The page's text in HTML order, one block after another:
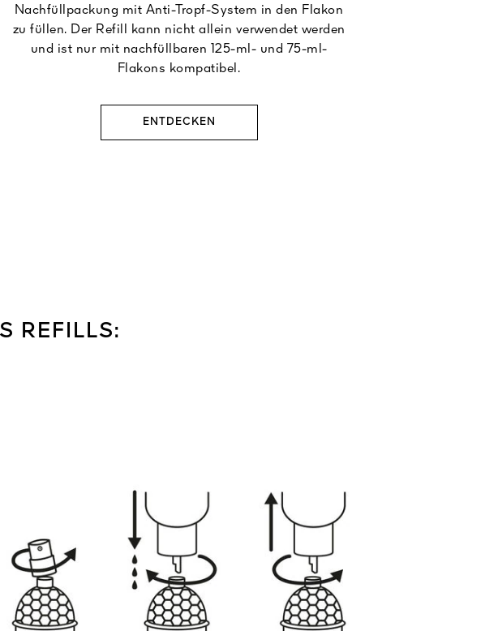
Nachfüllpackung mit Anti-Tropf-System in den Flakon
zu füllen. Der Refill kann nicht allein verwendet werden
und ist nur mit nachfüllbaren 125-ml- und 75-ml-
Flakons kompatibel.
ENTDECKEN
REFILLS: